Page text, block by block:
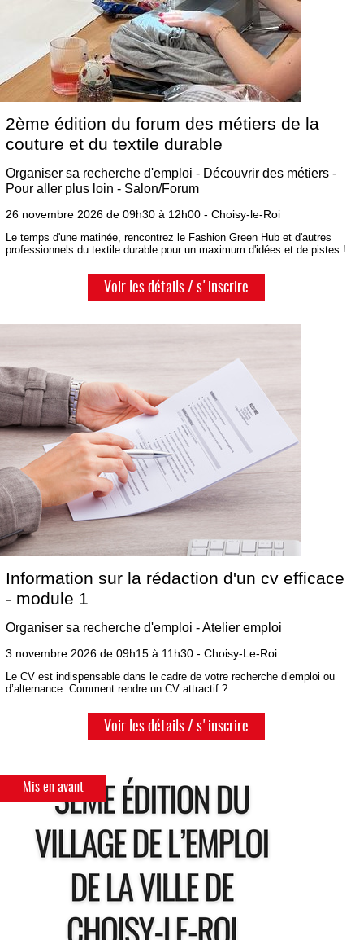
2ème édition du forum des métiers de la
couture et du textile durable
Organiser sa recherche d'emploi - Découvrir des métiers -
Pour aller plus loin - Salon/Forum
26 novembre 2026 de 09h30 à 12h00 - Choisy-le-Roi
Le temps d'une matinée, rencontrez le Fashion Green Hub et d'autres
professionnels du textile durable pour un maximum d'idées et de pistes !
Voir les détails / s'inscrire
Information sur la rédaction d'un cv efficace
- module 1
Organiser sa recherche d'emploi - Atelier emploi
3 novembre 2026 de 09h15 à 11h30 - Choisy-Le-Roi
Le CV est indispensable dans le cadre de votre recherche d’emploi ou
d’alternance. Comment rendre un CV attractif ?
Voir les détails / s'inscrire
Mis en avant